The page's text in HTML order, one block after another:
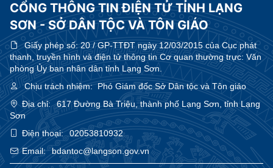
CỔNG THÔNG TIN ĐIỆN TỬ TỈNH LẠNG
SƠN - SỞ DÂN TỘC VÀ TÔN GIÁO
Giấy phép số:20 / GP-TTĐT ngày 12/03/2015 của Cục phát
thanh, truyền hình và điện tử thông tin Cơ quan thường trực: Văn
phòng Ủy ban nhân dân tỉnh Lạng Sơn.
Chịu trách nhiệm:Phó Giám đốc Sở Dân tộc và Tôn giáo
Địa chỉ:
617 Đường Bà Triệu, thành phố Lạng Sơn, tỉnh Lạng
Sơn
Điện thoại:
02053810932
Email:
bdantoc@langson.gov.vn